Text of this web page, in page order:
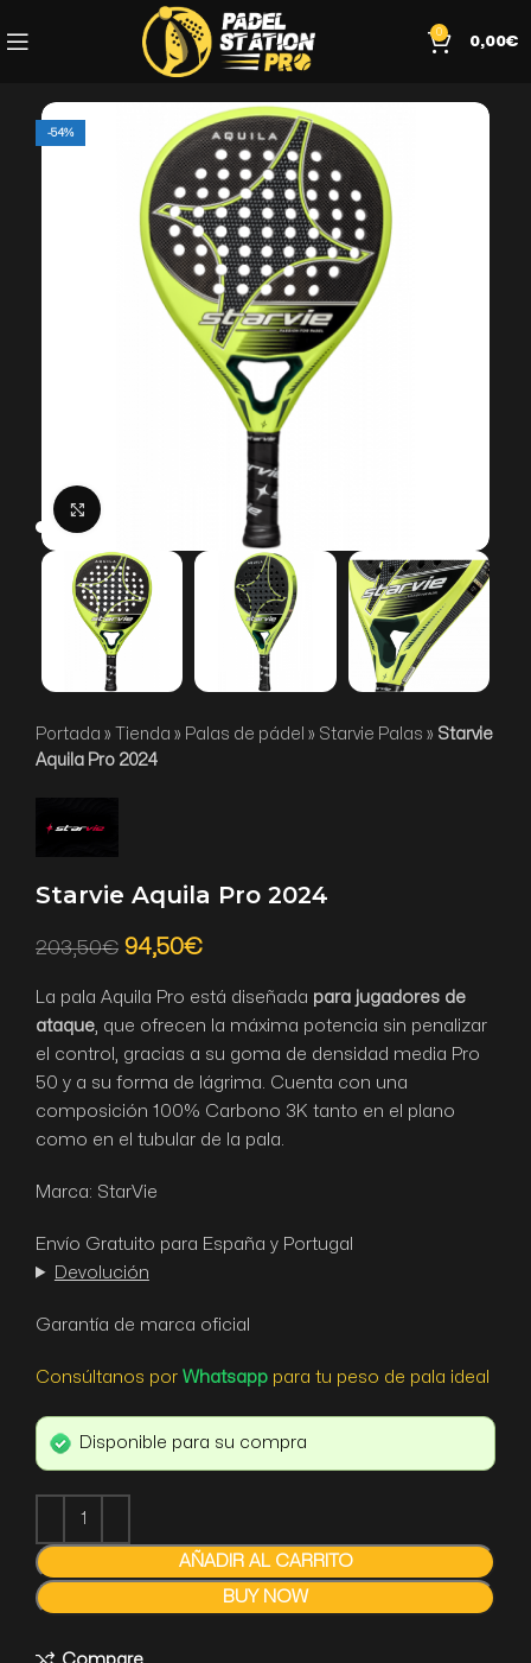
0
0,00€
-54%
Portada » Tienda » Palas de pádel » Starvie Palas » Starvie
Aquila Pro 2024
Starvie Aquila Pro 2024
203,50€ 94,50€
La pala Aquila Pro está diseñada para jugadores de
ataque , que ofrecen la máxima potencia sin penalizar
el control, gracias a su goma de densidad media Pro
50 y a su forma de lágrima. Cuenta con una
composición 100% Carbono 3K tanto en el plano
como en el tubular de la pala.
Marca: StarVie
Envío Gratuito para España y Portugal
Devolución
Garantía de marca oficial
Consúltanos por Whatsapp para tu peso de pala ideal
Disponible para su compra
AÑADIR AL CARRITO
BUY NOW